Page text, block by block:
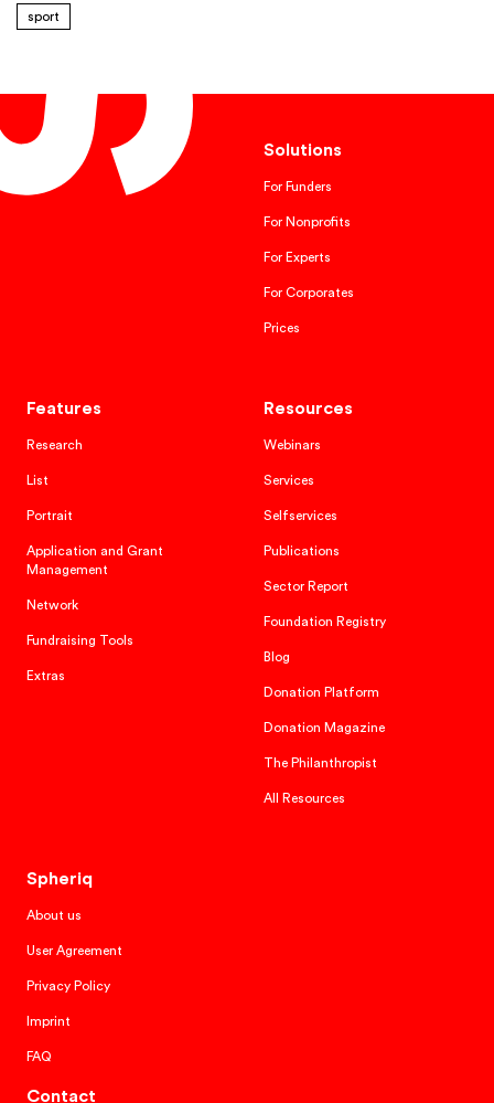
sport
Solutions
For Funders
For Nonprofits
For Experts
For Corporates
Prices
Features
Research
List
Portrait
Application and Grant
Management
Network
Fundraising Tools
Extras
Resources
Webinars
Services
Selfservices
Publications
Sector Report
Foundation Registry
Blog
Donation Platform
Donation Magazine
The Philanthropist
All Resources
Spheriq
About us
User Agreement
Privacy Policy
Imprint
FAQ
Contact